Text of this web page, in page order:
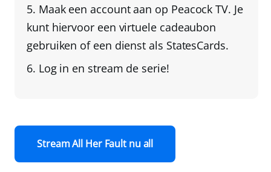
Maak een account aan op Peacock TV. Je
kunt hiervoor een virtuele cadeaubon
gebruiken of een dienst als StatesCards.
Log in en stream de serie!
Stream All Her Fault nu all